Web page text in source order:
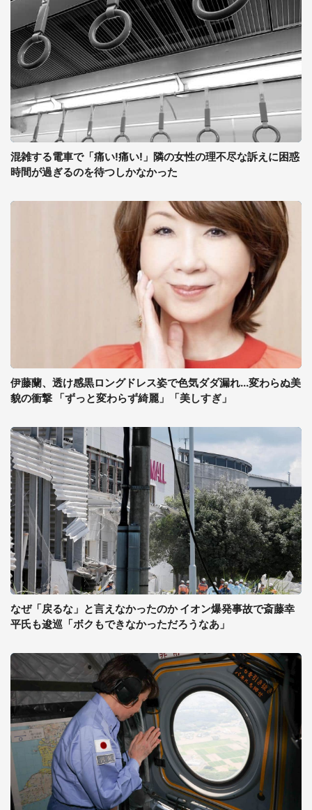
混雑する電車で「痛い!痛い!」隣の女性の理不尽な訴えに困惑
時間が過ぎるのを待つしかなかった
伊藤蘭、透け感黒ロングドレス姿で色気ダダ漏れ...変わらぬ美
貌の衝撃 「ずっと変わらず綺麗」「美しすぎ」
なぜ「戻るな」と言えなかったのか イオン爆発事故で斎藤幸
平氏も逡巡「ボクもできなかっただろうなあ」